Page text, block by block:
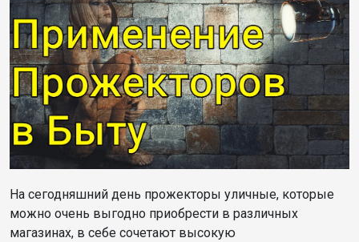
На сегодняшний день прожекторы уличные, которые
можно очень выгодно приобрести в различных
магазинах, в себе сочетают высокую